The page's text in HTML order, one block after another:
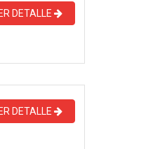
DETALLE
DETALLE